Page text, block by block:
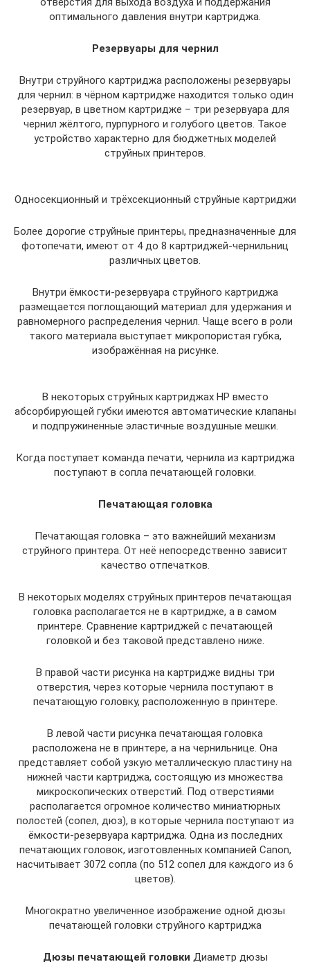
оптимального давления внутри картриджа.
Резервуары для чернил
Внутри струйного картриджа расположены резервуары
для чернил: в чёрном картридже находится только один
резервуар, в цветном картридже – три резервуара для
чернил жёлтого, пурпурного и голубого цветов. Такое
устройство характерно для бюджетных моделей
струйных принтеров.
Односекционный и трёхсекционный струйные картриджи
Более дорогие струйные принтеры, предназначенные для
фотопечати, имеют от 4 до 8 картриджей-чернильниц
различных цветов.
Внутри ёмкости-резервуара струйного картриджа
размещается поглощающий материал для удержания и
равномерного распределения чернил. Чаще всего в роли
такого материала выступает микропористая губка,
изображённая на рисунке.
В некоторых струйных картриджах HP вместо
абсорбирующей губки имеются автоматические клапаны
и подпружиненные эластичные воздушные мешки.
Когда поступает команда печати, чернила из картриджа
поступают в сопла печатающей головки.
Печатающая головка
Печатающая головка – это важнейший механизм
струйного принтера. От неё непосредственно зависит
качество отпечатков.
В некоторых моделях струйных принтеров печатающая
головка располагается не в картридже, а в самом
принтере. Сравнение картриджей с печатающей
головкой и без таковой представлено ниже.
В правой части рисунка на картридже видны три
отверстия, через которые чернила поступают в
печатающую головку, расположенную в принтере.
В левой части рисунка печатающая головка
расположена не в принтере, а на чернильнице. Она
представляет собой узкую металлическую пластину на
нижней части картриджа, состоящую из множества
микроскопических отверстий. Под отверстиями
располагается огромное количество миниатюрных
полостей (сопел, дюз), в которые чернила поступают из
ёмкости-резервуара картриджа. Одна из последних
печатающих головок, изготовленных компанией Canon,
насчитывает 3072 сопла (по 512 сопел для каждого из 6
цветов).
Многократно увеличенное изображение одной дюзы
печатающей головки струйного картриджа
Дюзы печатающей головки Диаметр дюзы